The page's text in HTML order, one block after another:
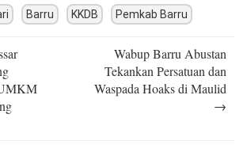
Barru KKDB Pemkab Barru
Wabup Barru Abustan
Tekankan Persatuan dan
Waspada Hoaks di Maulid
→